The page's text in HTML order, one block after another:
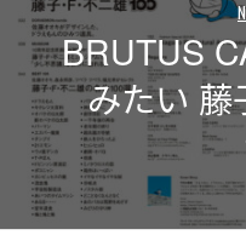
BRUTUS
みたい 藤